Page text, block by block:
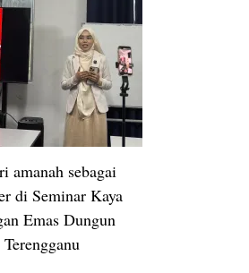
amanah sebagai
di Seminar Kaya
Emas Dungun
Terengganu